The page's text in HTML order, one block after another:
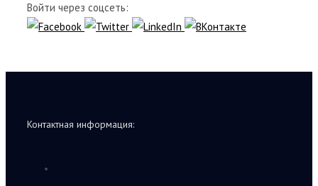
Войти через соцсеть:
Контактная информация: